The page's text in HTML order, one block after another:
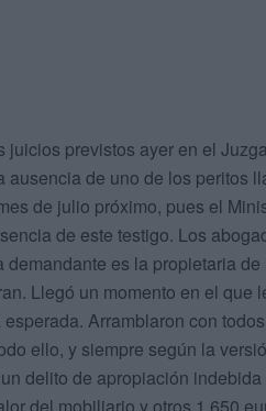
juicios previstos ayer en el
ausencia de uno de los peritos
de julio próximo, pues el
de este testigo. Los
demandante es la propietaria
Llegó un momento en el que
Arramblaron con
ello, y siempre según la
delito de apropiación